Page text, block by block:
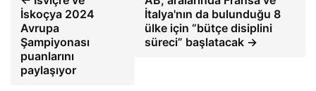
İskoçya 2024
Avrupa
Şampiyonası
puanlarını
paylaşıyor
İtalya'nın da bulunduğu 8
ülke için “bütçe disiplini
süreci” başlatacak →